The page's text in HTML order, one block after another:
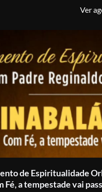
Ver
de Espiritualidade
Fé, a tempestade vai